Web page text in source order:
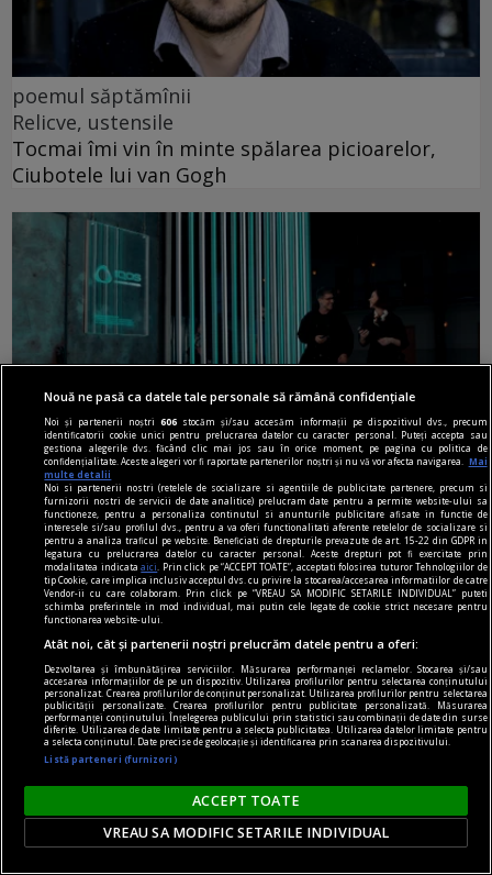
poemul săptămînii
Relicve, ustensile
Tocmai îmi vin în minte spălarea picioarelor,
Ciubotele lui van Gogh
material susținut de iqos
Omid Ghannadi, creatorul instalației IQOS x
DIPLOMA: Apreciez că sînt companii care se
implică atît de vizibil în sprijinul comunității
El este omul din spatele instalației imersive IQOS
proiectată special pentru ediția de anul acesta a
festivalului DIPLOMA.
Parteneri
Nouă ne pasă ca datele tale personale să rămână confidențiale
Noi și partenerii noștri606 stocăm și/sau accesăm informații pe dispozitivul dvs., precum
identificatorii cookie unici pentru prelucrarea datelor cu caracter personal. Puteți accepta sau
gestiona alegerile dvs. făcând clic mai jos sau în orice moment, pe pagina cu politica de
confidențialitate. Aceste alegeri vor fi raportate partenerilor noștri și nu vă vor afecta navigarea.
Mai
multe detalii
Noi si partenerii nostri (retelele de socializare si agentiile de publicitate partenere, precum si
furnizorii nostri de servicii de date analitice) prelucram date pentru a permite website-ului sa
functioneze, pentru a personaliza continutul si anunturile publicitare afisate in functie de
interesele si/sau profilul dvs., pentru a va oferi functionalitati aferente retelelor de socializare si
pentru a analiza traficul pe website. Beneficiati de drepturile prevazute de art. 15-22 din GDPR in
legatura cu prelucrarea datelor cu caracter personal. Aceste drepturi pot fi exercitate prin
modalitatea indicataaici
. Prin click pe “ACCEPT TOATE”, acceptati folosirea tuturor Tehnologiilor de
tip Cookie, care implica inclusiv acceptul dvs. cu privire la stocarea/accesarea informatiilor de catre
Vendor-ii cu care colaboram. Prin click pe “VREAU SA MODIFIC SETARILE INDIVIDUAL” puteti
schimba preferintele in mod individual, mai putin cele legate de cookie strict necesare pentru
functionarea website-ului.
Atât noi, cât și partenerii noștri prelucrăm datele pentru a oferi:
Dezvoltarea și îmbunătățirea serviciilor. Măsurarea performanței reclamelor. Stocarea și/sau
accesarea informațiilor de pe un dispozitiv. Utilizarea profilurilor pentru selectarea conținutului
personalizat. Crearea profilurilor de conținut personalizat. Utilizarea profilurilor pentru selectarea
publicității personalizate. Crearea profilurilor pentru publicitate personalizată. Măsurarea
performanței conținutului. Înțelegerea publicului prin statistici sau combinații de date din surse
diferite. Utilizarea de date limitate pentru a selecta publicitatea. Utilizarea datelor limitate pentru
a selecta conținutul. Date precise de geolocație și identificarea prin scanarea dispozitivului.
Listă parteneri (furnizori)
ACCEPT TOATE
VREAU SA MODIFIC SETARILE INDIVIDUAL